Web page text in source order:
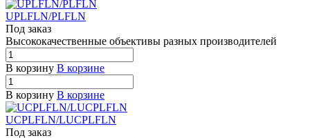
UPLFLN/PLFLN
Под заказ
Высококачественные объективы разных производителей
В корзину В корзине
В корзину В корзине
UCPLFLN/LUCPLFLN
Под заказ